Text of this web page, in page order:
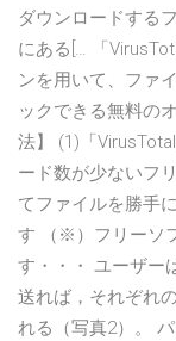
ダウンロードする
にある[… 「
ンを用いて、ファ
ックできる無料の
法】 (1)「
ード数が少ないフ
てファイルを勝手
す （※）フリーソ
す・・・ ユーザー
送れば，それぞれ
れる（写真2）。